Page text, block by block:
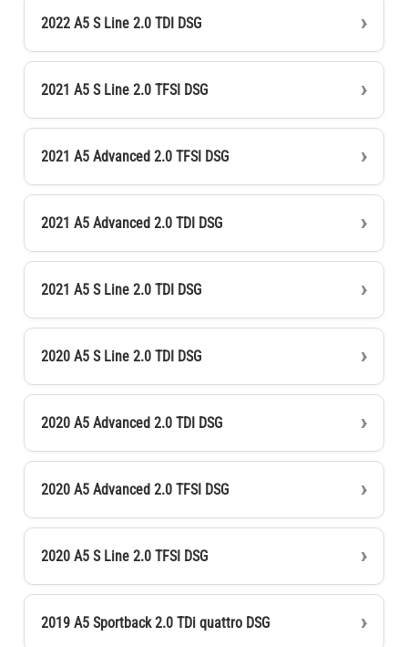
2022 A5 S Line 2.0 TDI DSG
2021 A5 S Line 2.0 TFSI DSG
2021 A5 Advanced 2.0 TFSI DSG
2021 A5 Advanced 2.0 TDI DSG
2021 A5 S Line 2.0 TDI DSG
2020 A5 S Line 2.0 TDI DSG
2020 A5 Advanced 2.0 TDI DSG
2020 A5 Advanced 2.0 TFSI DSG
2020 A5 S Line 2.0 TFSI DSG
2019 A5 Sportback 2.0 TDi quattro DSG